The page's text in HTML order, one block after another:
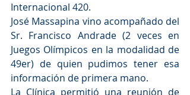
Internacional 420.
José Massapina vino acompañado del
Sr. Francisco Andrade (2 veces en
Juegos Olímpicos en la modalidad de
49er) de quien pudimos tener esa
información de primera mano.
La Clínica permitió una reunión de